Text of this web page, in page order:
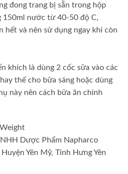
đong trang bị sẵn trong hộp
150ml nước từ 40-50 độ C,
hết và nên sử dụng ngay khi còn
khích là dùng 2 cốc sữa vào các
thế cho bữa sáng hoặc dùng
này nên cách bữa ăn chính
Dược Phẩm Napharco
Yên Mỹ, Tỉnh Hưng Yên